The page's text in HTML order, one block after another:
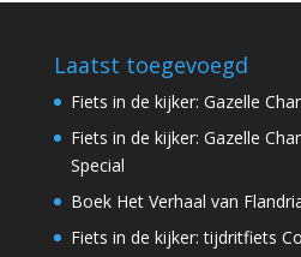
Laatst toegevoegd
Fiets in de kijker: Gazelle
Fiets in de kijker: Gazelle
Special
Boek Het Verhaal van
Fiets in de kijker: tijdritfiets